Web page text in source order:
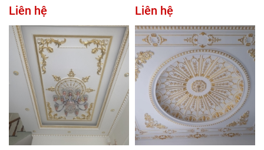
Liên hệ Liên hệ